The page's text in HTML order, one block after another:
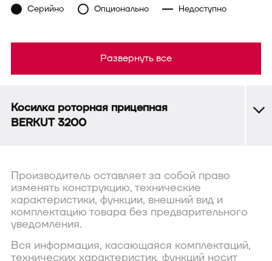
Косилка роторная прицепная
BERKUT 3200
Серийно Опционально Недоступно
Развернуть все
Производитель оставляет за собой право
изменять конструкцию, технические
характеристики, функции, внешний вид и
комплектацию товара без предварительного
уведомления.
Вся информация, касающаяся комплектаций,
технических характеристик, функций носит